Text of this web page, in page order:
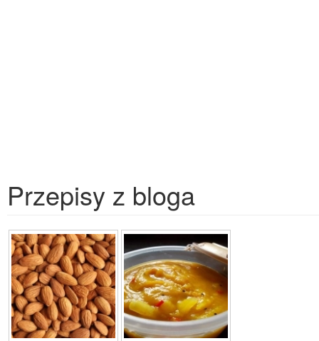
Przepisy z bloga